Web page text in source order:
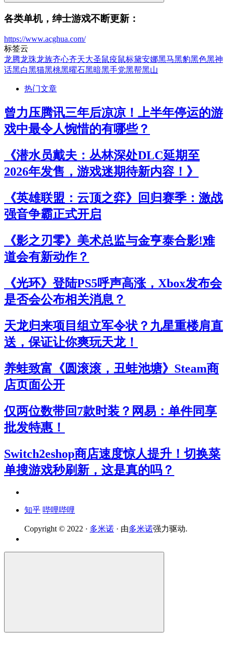
各类单机，绅士游戏不断更新：
https://www.acghua.com/
标签云
龙腾龙珠龙族齐心齐天大圣鼠疫鼠标黛安娜黑马黑豹黑色黑神
话黑白黑猫黑桃黑曜石黑暗黑手党黑帮黑山
热门文章
曾力压腾讯三年后凉凉！上半年停运的游
戏中最令人惋惜的有哪些？
《潜水员戴夫：丛林深处DLC延期至
2026年发售，游戏迷期待新内容！》
《英雄联盟：云顶之弈》回归赛季：激战
强音争霸正式开启
《影之刃零》美术总监与金亨泰合影!难
道会有新动作？
《光环》登陆PS5呼声高涨，Xbox发布会
是否会公布相关消息？
天龙归来项目组立军令状？九星重楼肩直
送，保证让你爽玩天龙！
养蛙致富《圆滚滚，丑蛙池塘》Steam商
店页面公开
仅两位数带回7款时装？网易：单件同享
批发特惠！
Switch2eshop商店速度惊人提升！切换菜
单搜游戏秒刷新，这是真的吗？
知乎 哔哩哔哩
Copyright © 2022 · 多米诺 · 由多米诺强力驱动.